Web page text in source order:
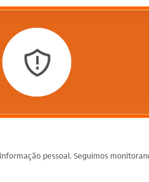
pessoal. Seguimos